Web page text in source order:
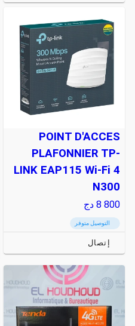
POINT D'ACCES
PLAFONNIER TP-
LINK EAP115 Wi-Fi 4
N300
8 800 دج
التوصيل متوفر
إتصال